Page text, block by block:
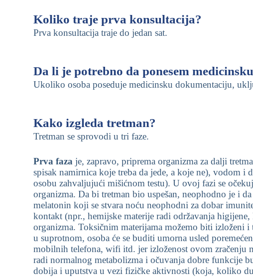
Koliko traje prva konsultacija?
Prva konsultacija traje do jedan sat.
Da li je potrebno da ponesem
Ukoliko osoba poseduje medicinsku dokumentaciju,
Kako izgleda tretman?
Tretman se sprovodi u tri faze.
Prva faza je, zapravo, priprema organizma za dalji
spisak namirnica koje treba da jede, a koje ne), vodom
osobu zahvaljujući mišićnom testu). U ovoj fazi se
organizma. Da bi tretman bio uspešan, neophodno je i
melatonin koji se stvara noću neophodni za dobar
kontakt (npr., hemijske materije radi održavanja
organizma. Toksičnim materijama možemo biti izloženi
u suprotnom, osoba će se buditi umorna usled
mobilnih telefona, wifi itd. jer izloženost ovom zračenju
radi normalnog metabolizma i očuvanja dobre funkcije
dobija i uputstva u vezi fizičke aktivnosti (koja, koliko